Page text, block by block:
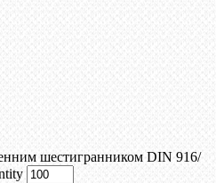
шестигранником DIN 916/